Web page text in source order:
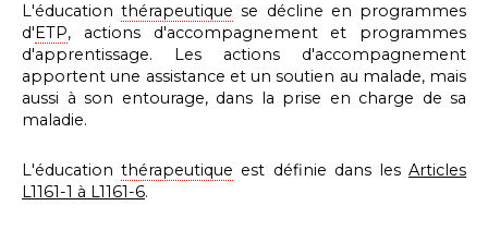
L'éducationthérapeutique se décline en programmes
d'ETP, actions d'accompagnement et programmes
d'apprentissage. Les actions d'accompagnement
apportent une assistance et un soutien au malade, mais
aussi à son entourage, dans la prise en charge de sa
maladie.
L'éducationthérapeutique est définie dans lesArticles
L1161-1 à L1161-6.